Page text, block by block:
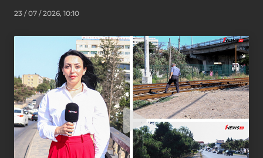
23 / 07 / 2026, 10:10